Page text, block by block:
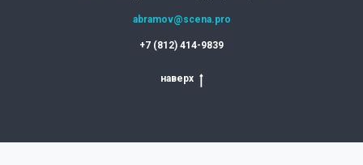
abramov@scena.pro
+7 (812) 414-9839
наверх